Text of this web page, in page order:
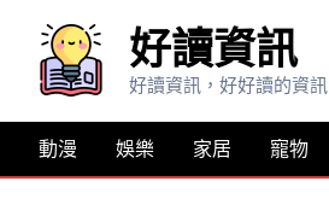
好讀資訊
好讀資訊，好好讀的資訊
動漫 娛樂 家居 寵物